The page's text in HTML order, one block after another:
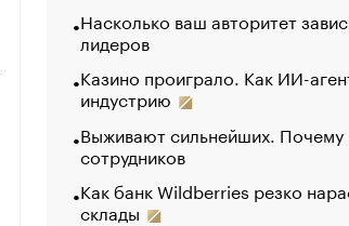
Насколько ваш авторитет
лидеров
Казино проиграло. Как ИИ-
индустрию
Выживают сильнейших. Почему
сотрудников
Как банк Wildberries резко
склады